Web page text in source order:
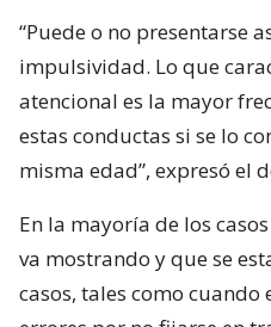
“Puede o no presentarse
impulsividad. Lo que
atencional es la mayor
estas conductas si se lo
misma edad”, expresó el
En la mayoría de los
va mostrando y que se
casos, tales como cuando